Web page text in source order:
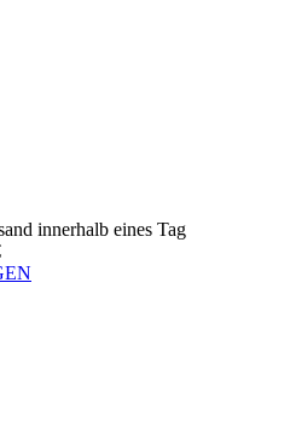
innerhalb eines Tag